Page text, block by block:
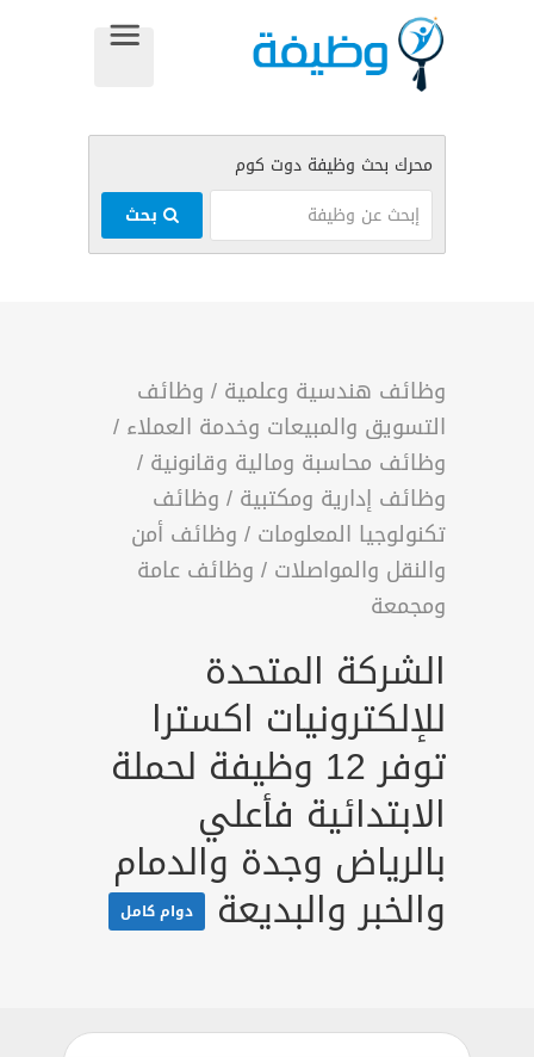
وظائف هندسية وعلمية / وظائف
التسويق والمبيعات وخدمة العملاء /
وظائف محاسبة ومالية وقانونية /
وظائف إدارية ومكتبية / وظائف
تكنولوجيا المعلومات / وظائف أمن
والنقل والمواصلات / وظائف عامة
ومجمعة
الشركة المتحدة
للإلكترونيات اكسترا
توفر 12 وظيفة لحملة
الابتدائية فأعلي
بالرياض وجدة والدمام
والخبر والبديعة دوام كامل